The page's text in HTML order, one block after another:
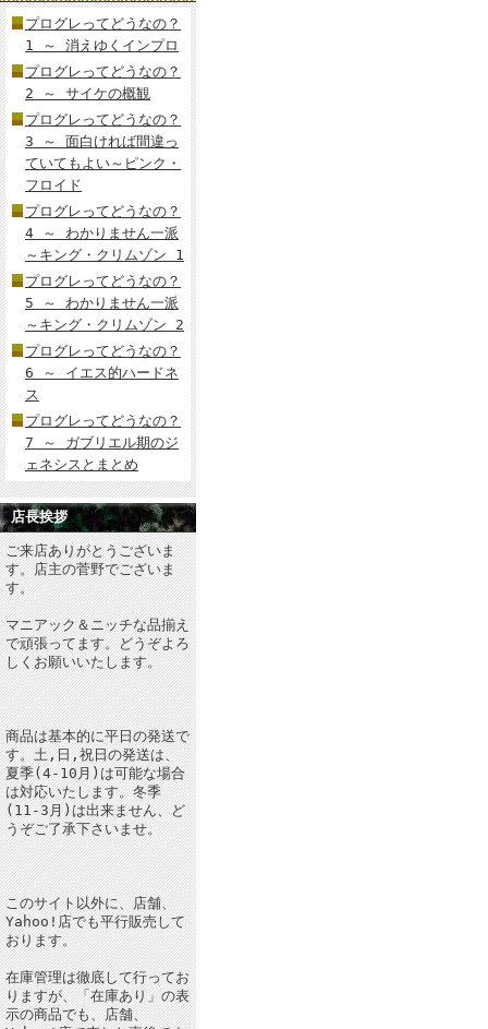
プログレってどうなの？
1 ～ 消えゆくインプロ
プログレってどうなの？
2 ～ サイケの概観
プログレってどうなの？
3 ～ 面白ければ間違っ
ていてもよい～ピンク・
フロイド
プログレってどうなの？
4 ～ わかりません一派
～キング・クリムゾン 1
プログレってどうなの？
5 ～ わかりません一派
～キング・クリムゾン 2
プログレってどうなの？
6 ～ イエス的ハードネ
ス
プログレってどうなの？
7 ～ ガブリエル期のジ
ェネシスとまとめ
店長挨拶
ご来店ありがとうございま
す。店主の菅野でございま
す。
マニアック＆ニッチな品揃え
で頑張ってます。どうぞよろ
しくお願いいたします。
商品は基本的に平日の発送で
す。土,日,祝日の発送は、
夏季(4-10月)は可能な場合
は対応いたします。冬季
(11-3月)は出来ません、ど
うぞご了承下さいませ。
このサイト以外に、店舗、
Yahoo!店でも平行販売して
おります。
在庫管理は徹底して行ってお
りますが、「在庫あり」の表
示の商品でも、店舗、